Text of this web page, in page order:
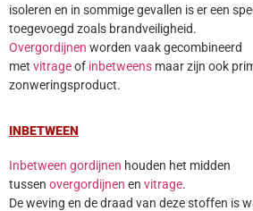
isoleren en in sommige gevallen is er een
toegevoegd zoals brandveiligheid.
Overgordijnen worden vaak gecombineerd
met vitrageof inbetweens maar zijn ook
zonweringsproduct.
INBETWEEN
Inbetween gordijnen houden het midden
tussen overgordijnen en vitrage.
De weving en de draad van deze stoffen is